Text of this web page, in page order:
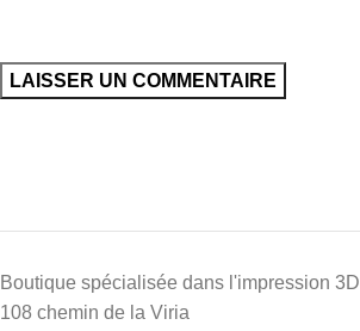
Boutique spécialisée dans l'impression 3D
108 chemin de la Viria